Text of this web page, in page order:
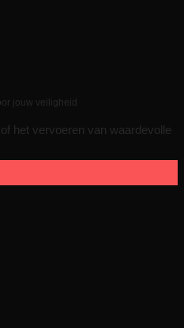
jouw veiligheid
het vervoeren van waardevolle